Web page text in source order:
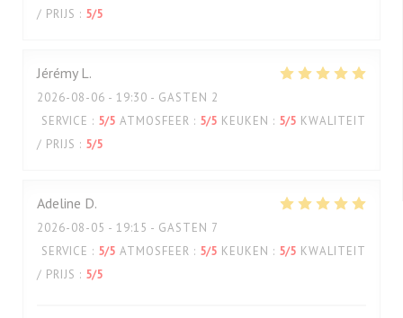
/ PRIJS : 5/5
Jérémy L
2026-08-06 - 19:30 - GASTEN 2
SERVICE : 5/5 ATMOSFEER : 5/5 KEUKEN : 5/5 KWALITEIT
/ PRIJS : 5/5
Adeline D
2026-08-05 - 19:15 - GASTEN 7
SERVICE : 5/5 ATMOSFEER : 5/5 KEUKEN : 5/5 KWALITEIT
/ PRIJS : 5/5